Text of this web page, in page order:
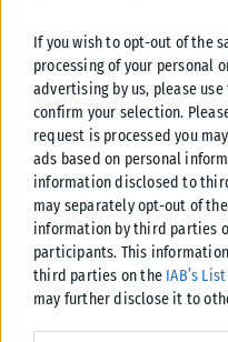
If you wish to opt-out of the
processing of your personal
advertising by us, please
confirm your selection.
request is processed you
ads based on personal
information disclosed to
may separately opt-out of
information by third parties
participants. This
third parties on the IAB’s
may further disclose it to
Please note that this
Πώς θα είναι ο καιρός το
Ελλάδα
Με άνοδο της θερμοκρασίας